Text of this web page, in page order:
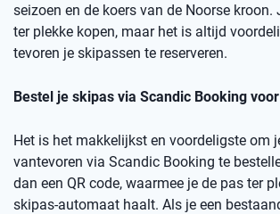
seizoen en de koers van de Noorse
ter plekke kopen, maar het is altijd
tevoren je skipassen te reserveren.
Bestel je skipas via Scandic Booking
Het is het makkelijkst en voordeligste om
vantevoren via Scandic Booking te
dan een QR code, waarmee je de pas ter
skipas-automaat haalt. Als je een